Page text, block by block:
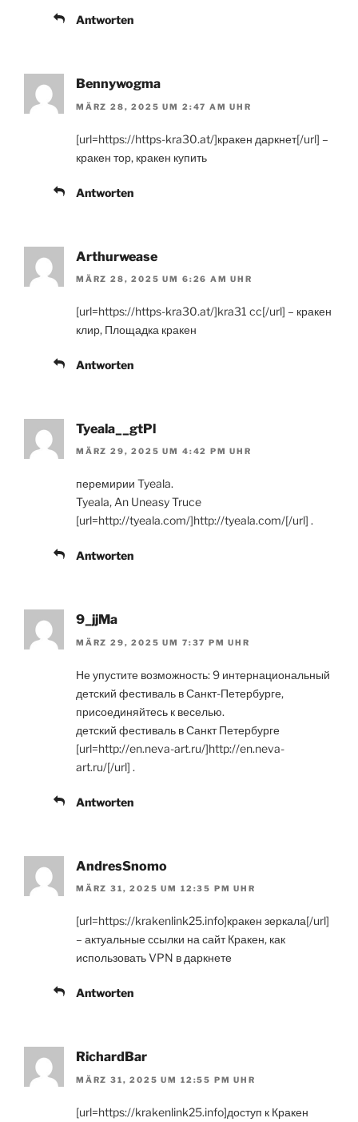
Antworten
Bennywogma
MÄRZ 28, 2025 UM 2:47 AM UHR
[url=https://https-kra30.at/]кракен даркнет[/url] –
кракен тор, кракен купить
Antworten
Arthurwease
MÄRZ 28, 2025 UM 6:26 AM UHR
[url=https://https-kra30.at/]kra31 cc[/url] – кракен
клир, Площадка кракен
Antworten
Tyeala__gtPl
MÄRZ 29, 2025 UM 4:42 PM UHR
перемирии Tyeala.
Tyeala, An Uneasy Truce
[url=http://tyeala.com/]http://tyeala.com/[/url] .
Antworten
9_jjMa
MÄRZ 29, 2025 UM 7:37 PM UHR
Не упустите возможность: 9 интернациональный
детский фестиваль в Санкт-Петербурге,
присоединяйтесь к веселью.
детский фестиваль в Санкт Петербурге
[url=http://en.neva-art.ru/]http://en.neva-
art.ru/[/url] .
Antworten
AndresSnomo
MÄRZ 31, 2025 UM 12:35 PM UHR
[url=https://krakenlink25.info]кракен зеркала[/url]
– актуальные ссылки на сайт Кракен, как
использовать VPN в даркнете
Antworten
RichardBar
MÄRZ 31, 2025 UM 12:55 PM UHR
[url=https://krakenlink25.info]доступ к Кракен